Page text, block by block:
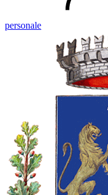
personale